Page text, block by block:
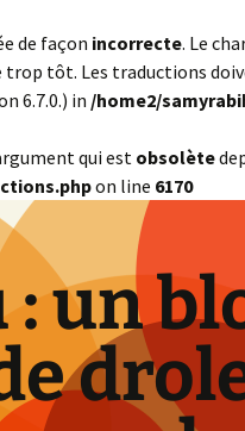
de façon incorrecte. Le
trop tôt. Les traductions
6.7.0.) in /home2/
qui est obsolète
on line 6170
un